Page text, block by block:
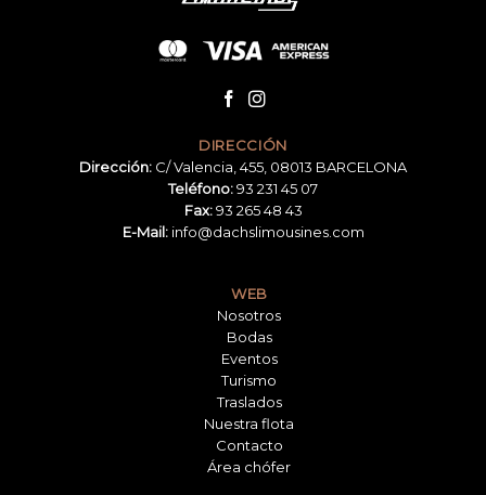
DIRECCIÓN
Dirección: C/ Valencia, 455, 08013 BARCELONA
Teléfono:93 231 45 07
Fax:93 265 48 43
E-Mail: info@dachslimousines.com
WEB
Nosotros
Bodas
Eventos
Turismo
Traslados
Nuestra flota
Contacto
Área chófer